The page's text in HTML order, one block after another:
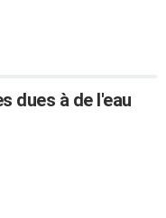
dues à de l'eau